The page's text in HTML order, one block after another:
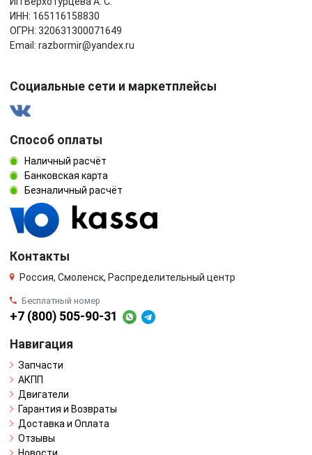
ИНН: 165116158830
ОГРН: 320631300071649
Email: razbormir@yandex.ru
Социальные сети и маркетплейсы
Способ оплаты
Наличный расчёт
Банковская карта
Безналичный расчёт
Контакты
Россия, Смоленск, Распределительный центр
Бесплатный номер
+7 (800) 505-90-31
Навигация
Запчасти
АКПП
Двигатели
Гарантия и Возвраты
Доставка и Оплата
Отзывы